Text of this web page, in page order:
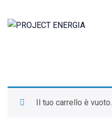
Il tuo carrello è vuoto.